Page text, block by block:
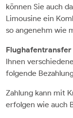
können Sie auch
Limousine ein
so angenehm wie
Ihnen
folgende
Zahlung kann mit
erfolgen wie auch